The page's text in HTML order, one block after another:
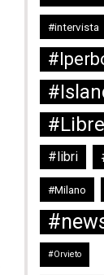
#intervista
#libri
#Milano
#Orvieto